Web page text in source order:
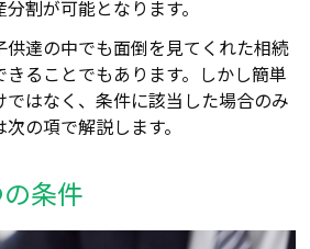
割が可能となります。
達の中でも面倒を見てくれた相続
ることでもあります。しかし簡単
ではなく、条件に該当した場合のみ
の項で解説します。
条件